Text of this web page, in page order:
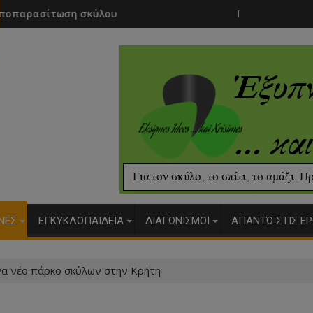
Πώς να κρατήσετε μακριά τα
ΕΓΚΥΚΛΟΠΑΙΔΕΙΑ ΔΙΑΓΩΝΙΣΜΟΙ ΑΠΑΝΤΏ ΣΤΙΣ
νέο πάρκο σκύλων στην Κρήτη